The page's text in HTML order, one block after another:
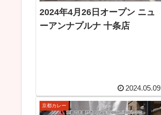
2024年4月26日オープン ニュ
ーアンナプルナ 十条店
2024.05.09
京都カレー